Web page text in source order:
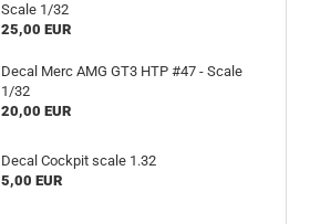
Scale 1/32
25,00 EUR
Decal Merc AMG GT3 HTP #47 - Scale
1/32
20,00 EUR
Decal Cockpit scale 1.32
5,00 EUR